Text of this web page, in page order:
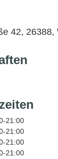
42, 26388,
21:00
21:00
21:00
21:00